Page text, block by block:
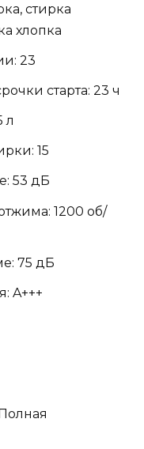
стирка
хлопка
23
старта: 23 ч
л
15
53 дБ
1200 об/
75 дБ
A+++